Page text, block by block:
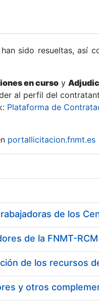
sido resueltas, así
en curso y
al perfil del
Plataforma de
portallicitacion.fnmt.es
y otros